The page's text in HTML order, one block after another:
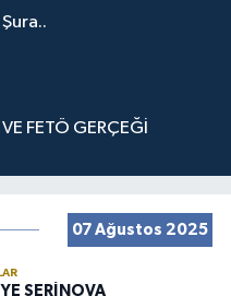
FETÖ GERÇEĞİ
07 Ağustos 2025
SERİNOVA